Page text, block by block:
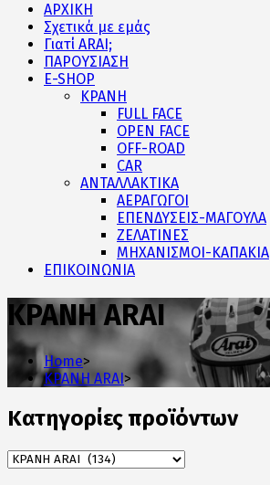
ΑΡΧΙΚΗ
Σχετικά με εμάς
Γιατί ARAI;
ΠΑΡΟΥΣΙΑΣΗ
E-SHOP
ΚΡΑΝΗ
FULL FACE
OPEN FACE
OFF-ROAD
CAR
ΑΝΤΑΛΛΑΚΤΙΚΑ
ΑΕΡΑΓΩΓΟΙ
ΕΠΕΝΔΥΣΕΙΣ-ΜΑΓΟΥΛΑ
ΖΕΛΑΤΙΝΕΣ
ΜΗΧΑΝΙΣΜΟΙ-ΚΑΠΑΚΙΑ
ΕΠΙΚΟΙΝΩΝΙΑ
ΚΡΑΝΗ ARAI
Home>
ΚΡΑΝΗ ARAI>
Κατηγορίες προϊόντων